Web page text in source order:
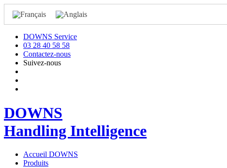
DOWNS Service
03 28 40 58 58
Contactez-nous
Suivez-nous
DOWNS
Handling Intelligence
Accueil DOWNS
Produits